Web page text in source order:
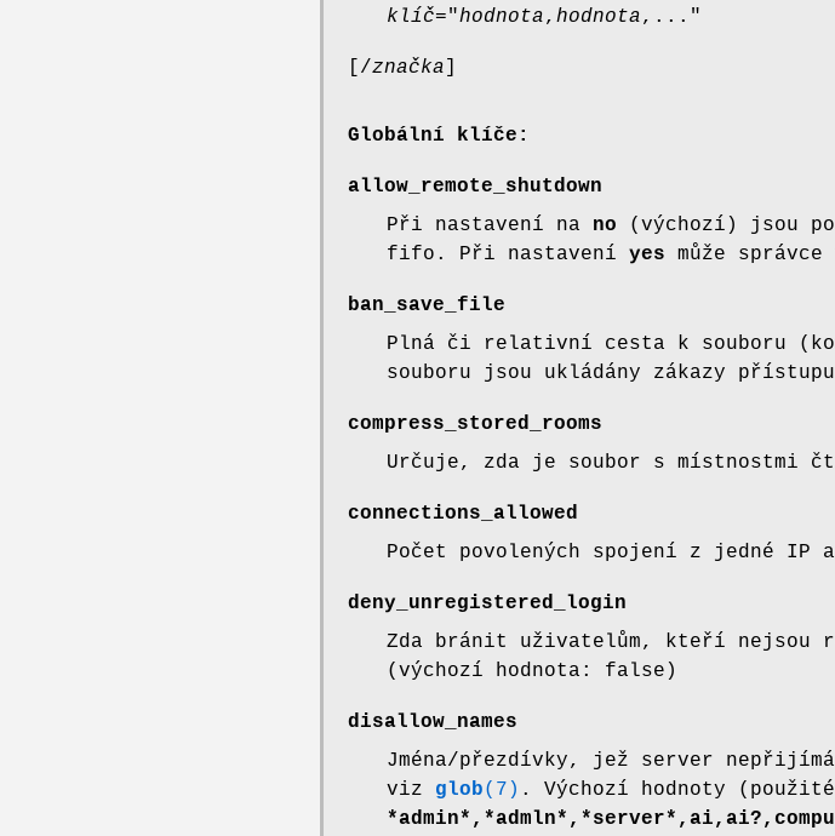
klíč="hodnota, hodnota,..."
[/značka
Globální klíče:
allow_remote_shutdown
Při nastavení na no (výchozí) jsou
fifo. Při nastavení yes může
ban_save_file
Plná či relativní cesta k souboru
souboru jsou ukládány zákazy
compress_stored_rooms
Určuje, zda je soubor s místnostmi
connections_allowed
Počet povolených spojení z jedné IP
deny_unregistered_login
Zda bránit uživatelům, kteří nejsou
(výchozí hodnota: false)
disallow_names
Jména/přezdívky, jež server
viz glob(7) . Výchozí hodnoty